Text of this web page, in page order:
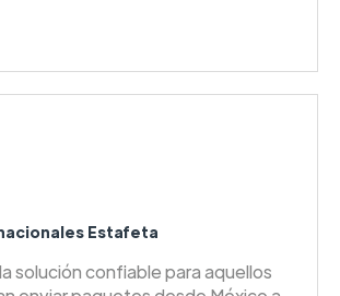
Estafeta
solución confiable para aquellos